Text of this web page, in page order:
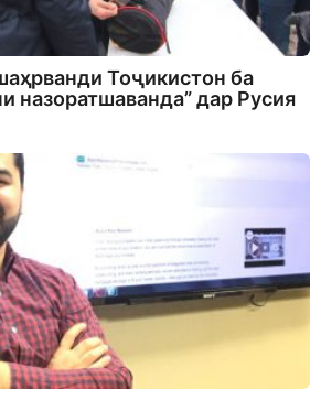
Тоҷикистон ба
назоратшаванда” дар Русия